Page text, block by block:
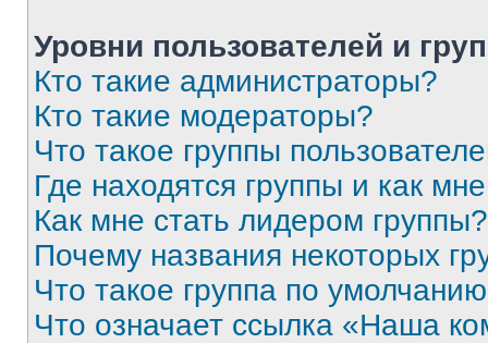
Уровни пользователей и
Кто такие администраторы?
Кто такие модераторы?
Что такое группы
Где находятся группы и как
Как мне стать лидером группы?
Почему названия некоторых
Что такое группа по
Что означает ссылка «Наша